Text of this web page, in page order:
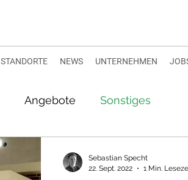
STANDORTE NEWS UNTERNEHMEN
Angebote Sonstiges
Sebastian Specht
22. Sept. 2022
1 Min.